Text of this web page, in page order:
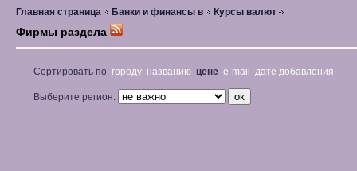
Главная страница Банки и финансы в Курсы валют
Фирмы раздела
Сортировать по: городу названию цене e-mail дате добавления
Выберите регион: